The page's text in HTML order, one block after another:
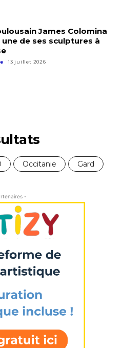
James Colomina
une de ses sculptures à
13 juillet 2026
Occitanie Gard
-